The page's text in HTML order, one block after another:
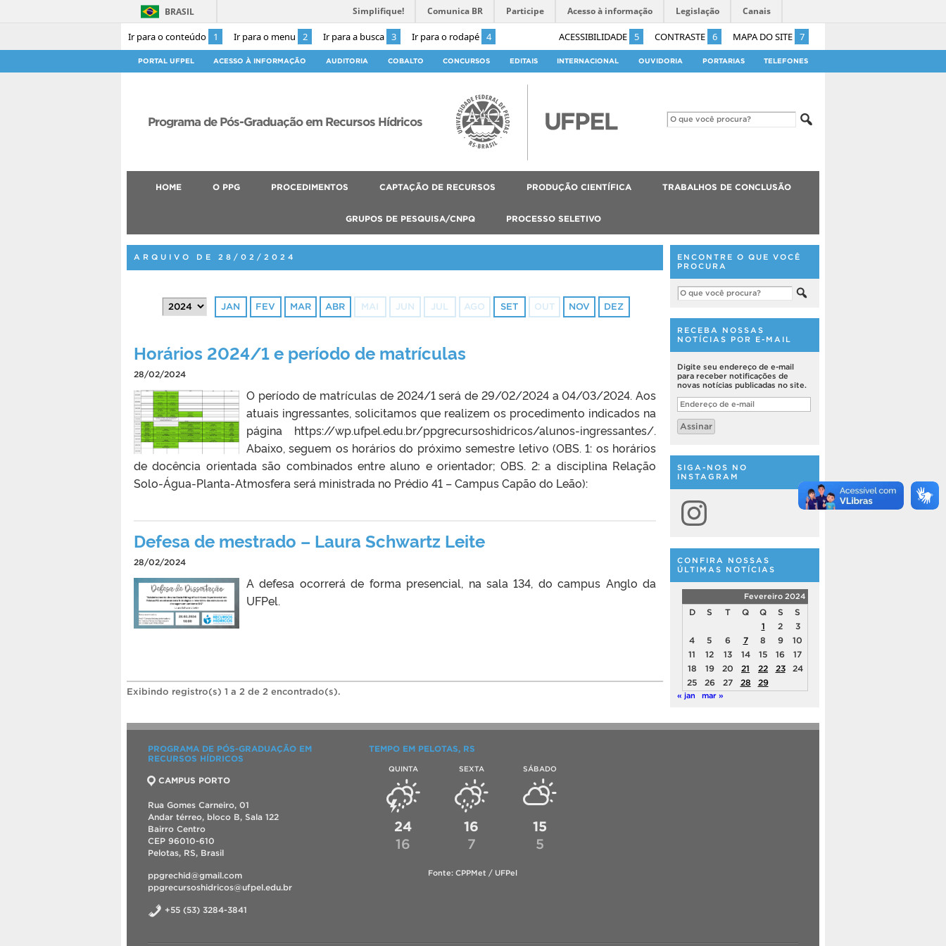
Ir para o conteúdo 1 Ir para o menu 2 Ir para a busca 3 Ir para o rodapé 4 ACESSIBILIDADE 5 CONTRASTE 6 MAPA DO SITE 7
BRASIL Simplifique! Comunica BR Participe Acesso à informação Legislação Canais
PORTAL UFPEL ACESSO À INFORMAÇÃO AUDITORIA COBALTO CONCURSOS EDITAIS INTERNACIONAL OUVIDORIA PORTARIAS TELEFONES
Programa de Pós-Graduação em Recursos Hídricos
HOME O PPG PROCEDIMENTOS CAPTAÇÃO DE RECURSOS PRODUÇÃO CIENTÍFICA TRABALHOS DE CONCLUSÃO
GRUPOS DE PESQUISA/CNPQ PROCESSO SELETIVO
ARQUIVO DE 28/02/2024
JAN FEV MAR ABR MAI JUN JUL AGO SET OUT NOV DEZ
Horários 2024/1 e período de matrículas
28/02/2024
O período de matrículas de 2024/1 será de 29/02/2024 a 04/03/2024. Aos
atuais ingressantes, solicitamos que realizem os procedimento indicados na
página https://wp.ufpel.edu.br/ppgrecursoshidricos/alunos-ingressantes/.
Abaixo, seguem os horários do próximo semestre letivo (OBS. 1: os horários
de docência orientada são combinados entre aluno e orientador; OBS. 2: a disciplina Relação
Solo-Água-Planta-Atmosfera será ministrada no Prédio 41 – Campus Capão do Leão):
Defesa de mestrado – Laura Schwartz Leite
28/02/2024
A defesa ocorrerá de forma presencial, na sala 134, do campus Anglo da
UFPel.
Exibindo registro(s) 1 a 2 de 2 encontrado(s).
ENCONTRE O QUE VOCÊ
PROCURA
RECEBA NOSSAS
NOTÍCIAS POR E-MAIL
Digite seu endereço de e-mail
para receber notificações de
novas notícias publicadas no site.
Endereço
de
e-
mail
Assinar
SIGA-NOS NO
INSTAGRAM
Instagram
CONFIRA NOSSAS
ÚLTIMAS NOTÍCIAS
Fevereiro 2024
D S T Q Q S
S
1
2
3
4
5 6 7 8 9
10
11
12 13 14 15 16
17
18
19 20 21 22 23
24
25
26 27 28 29
« jan mar »
PROGRAMA DE PÓS-GRADUAÇÃO EM
RECURSOS HÍDRICOS
CAMPUS PORTO
Rua Gomes Carneiro, 01
Andar térreo, bloco B, Sala 122
Bairro Centro
CEP 96010-610
Pelotas, RS, Brasil
ppgrechid@gmail.com
ppgrecursoshidricos@ufpel.edu.br
+55 (53) 3284-3841
TEMPO EM PELOTAS, RS
QUINTA
24
16
SEXTA
16
7
SÁBADO
15
5
Fonte: CPPMet / UFPel